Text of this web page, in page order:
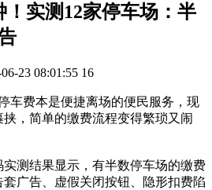
实测12家停车场：半
23 08:01:55 16
车费本是便捷离场的便民服务，现
，简单的缴费流程变得繁琐又闹
测结果显示，有半数停车场的缴费
广告、虚假关闭按钮、隐形扣费陷